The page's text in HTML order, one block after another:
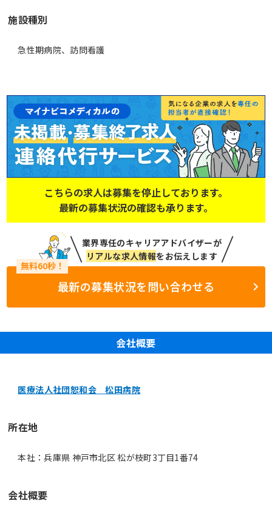
施設種別
急性期病院、訪問看護
こちらの求人は募集を停止しております。
最新の募集状況の確認も承ります。
業界専任のキャリアアドバイザーが
リアルな求人情報をお伝えします
最新の募集状況を問い合わせる
会社概要
医療法人社団恕和会 松田病院
所在地
本社：兵庫県 神戸市北区 松が枝町3丁目1番74
会社概要